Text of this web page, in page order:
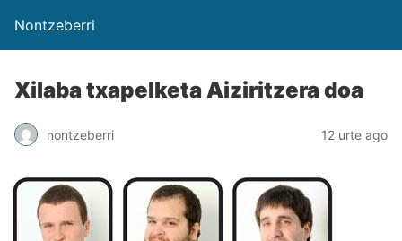
Nontzeberri
Xilaba txapelketa Aiziritzera doa
nontzeberri 12 urte ago